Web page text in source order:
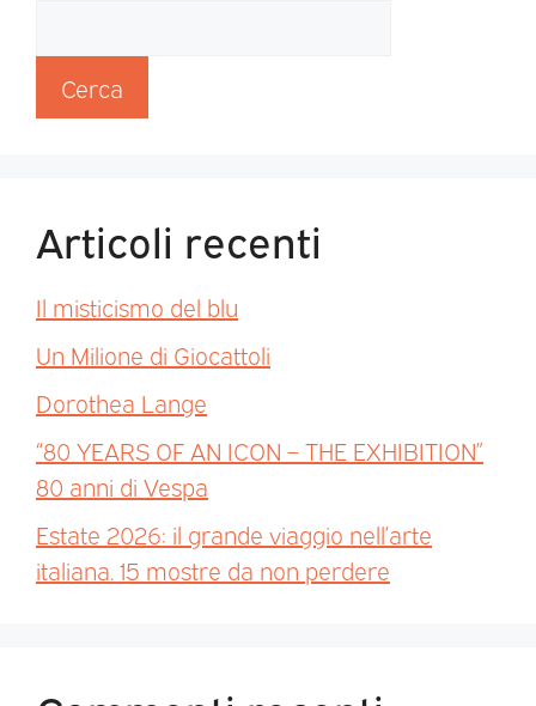
Cerca
Articoli recenti
Il misticismo del blu
Un Milione di Giocattoli
Dorothea Lange
“80 YEARS OF AN ICON – THE EXHIBITION”
80 anni di Vespa
Estate 2026: il grande viaggio nell’arte
italiana. 15 mostre da non perdere